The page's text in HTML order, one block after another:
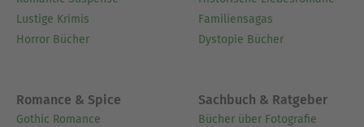
Lustige Krimis
Horror Bücher
Familiensagas
Dystopie Bücher
Romance & Spice
Gothic Romance
Sachbuch & Ratgeber
Bücher über Fotografie